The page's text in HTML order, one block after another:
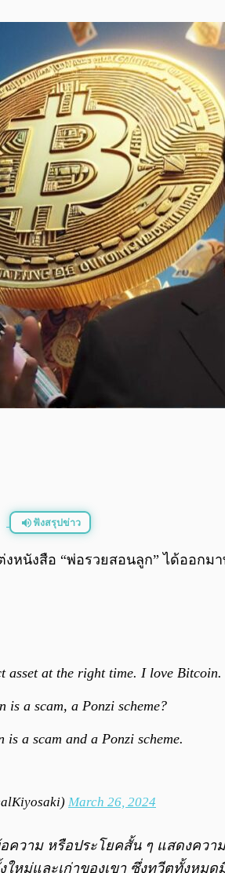
ฟังสรุปข่าว
งหนังสือ “พ่อรวยสอนลูก” ได้ออกม
asset at the right time. I love
a scam, a Ponzi scheme?
a scam and a Ponzi scheme.
March 26, 2024
ความ หรือประโยคสั้น ๆ แสดงคว
หม่และเก่าของเขา ซึ่งทวีตทั้งหมด